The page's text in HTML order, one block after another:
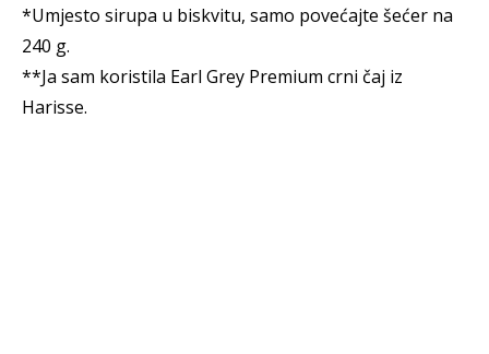
*Umjesto sirupa u biskvitu, samo povećajte šećer na
240 g.
**Ja sam koristila Earl Grey Premium crni čaj iz
Harisse.